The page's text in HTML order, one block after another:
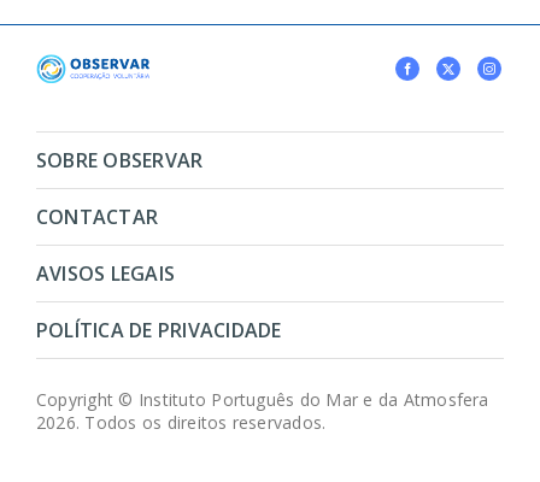
SOBRE OBSERVAR
CONTACTAR
AVISOS LEGAIS
POLÍTICA DE PRIVACIDADE
Copyright © Instituto Português do Mar e da Atmosfera
2026. Todos os direitos reservados.